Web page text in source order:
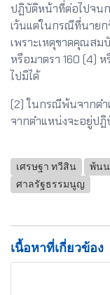
ปฏิบัติหน้าที่ต่อไปจน
เว้นแต่ในกรณีที่นายก
เพราะเหตุขาดคุณส
หรือมาตรา 160 (4)
ไปมิได้
(2) ในกรณีพ้นจากตำ
จากตำแหน่งจะอยู่ป
เศรษฐา ทวีสิน พ้นน
ศาลรัฐธรรมนูญ
เนื้อหาที่เกี่ยวข้อง